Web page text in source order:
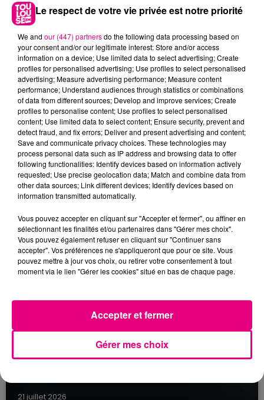
22 juillet 2026
Toulouse : circulation perturbée dans le
secteur François Verdier...
21 juillet 2026
Le respect de votre vie privée est notre priorité
We and our (447) partnersdo the following data processing based on
your consent and/or our legitimate interest: Store and/or access
information on a device; Use limited data to select advertising; Create
profiles for personalised advertising; Use profiles to select personalised
advertising; Measure advertising performance; Measure content
performance; Understand audiences through statistics or combinations
of data from different sources; Develop and improve services; Create
profiles to personalise content; Use profiles to select personalised
content; Use limited data to select content; Ensure security, prevent and
detect fraud, and fix errors; Deliver and present advertising and content;
Save and communicate privacy choices. These technologies may
process personal data such as IP address and browsing data to offer
following functionalities: Identify devices based on information actively
requested; Use precise geolocation data; Match and combine data from
other data sources; Link different devices; Identify devices based on
information transmitted automatically.
Vous pouvez accepter en cliquant sur "Accepter et fermer", ou affiner en
sélectionnant les finalités et/ou partenaires dans "Gérer mes choix".
Vous pouvez également refuser en cliquant sur "Continuer sans
accepter". Vos préférences ne s'appliqueront que pour ce site. Vous
pouvez mettre à jour vos choix, ou retirer votre consentement à tout
moment via le lien "Gérer les cookies" situé en bas de chaque page.
Gérer mes choix
Accepter et fermer